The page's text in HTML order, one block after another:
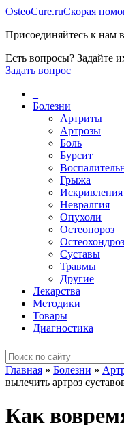
OsteoCure.ruСкорая
Присоединяйтесь к нам
Есть вопросы? Задайте
Задать вопрос
Болезни
Артриты
Артрозы
Боль
Бурсит
Грыжа
Искривления
Невралгия
Опухоли
Остеопороз
Остеохондроз
Суставы
Травмы
Другие
Лекарства
Методики
Товары
Диагностика
Главная » Болезни »
вылечить артроз
Как